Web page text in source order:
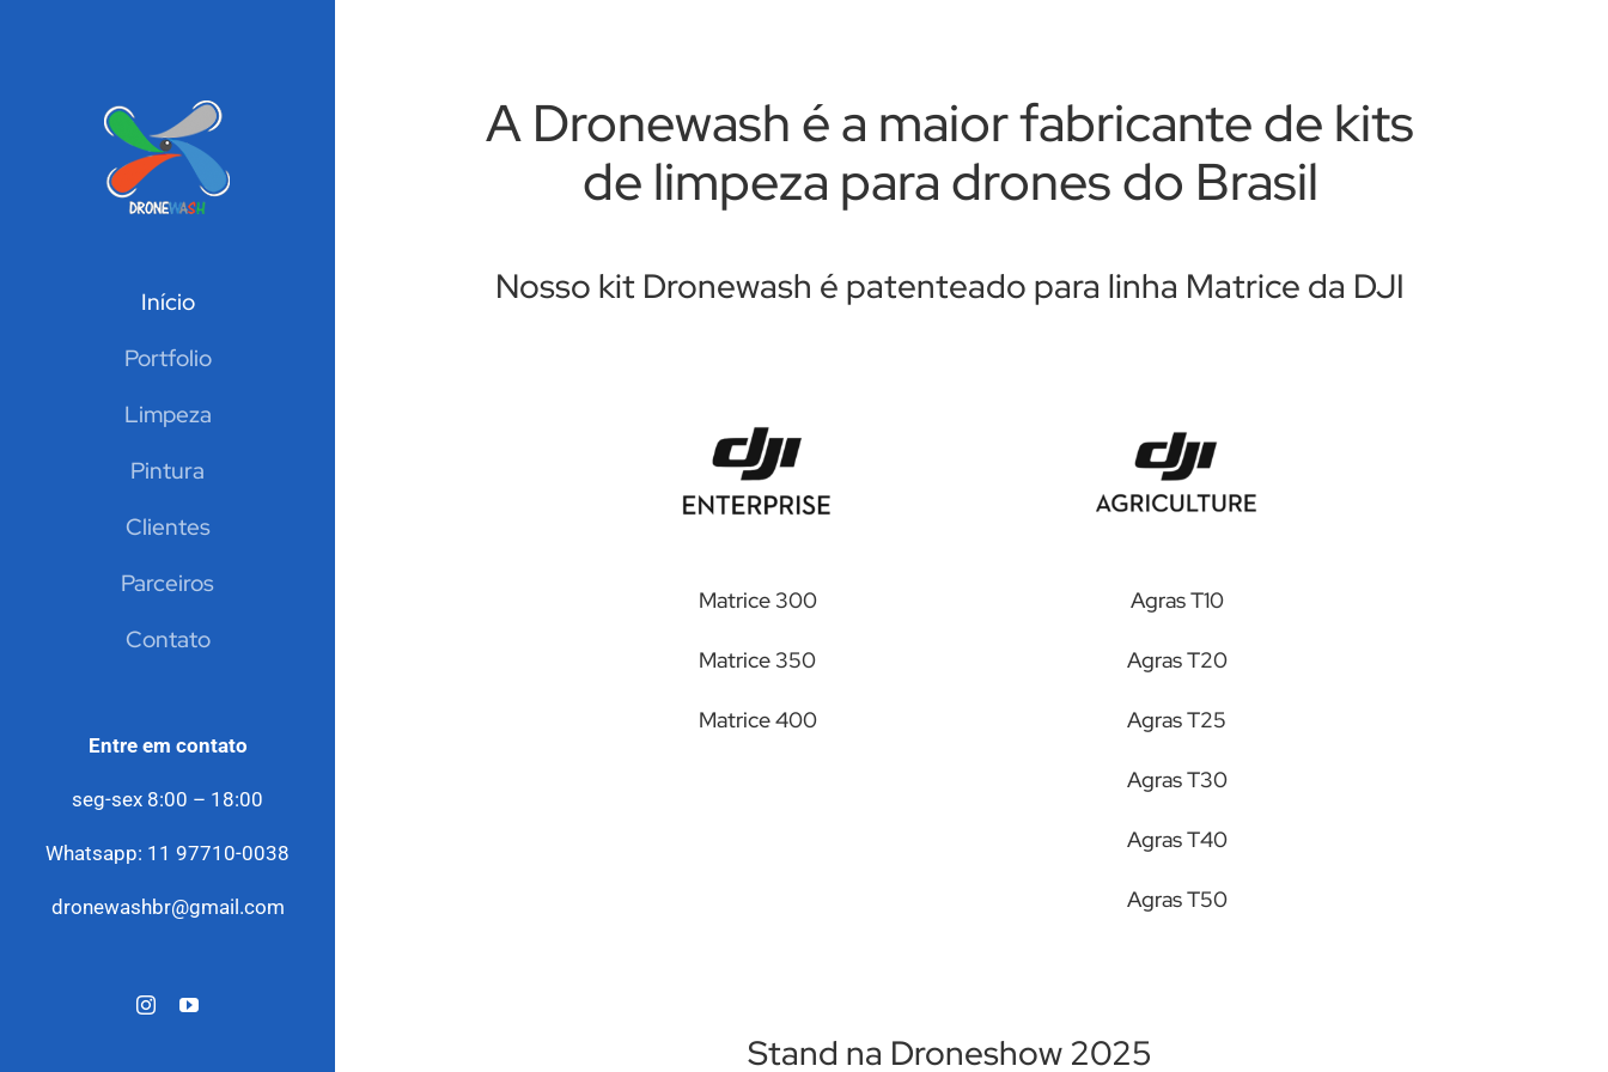
Início
Portfolio
Limpeza
Pintura
Clientes
Parceiros
Contato
Entre em contato
seg-sex 8:00 – 18:00
Whatsapp: 11 97710-0038
dronewashbr@gmail.com
A Dronewash é a maior fabricante de kits
de limpeza para drones do Brasil
Nosso kit Dronewash é patenteado para linha Matrice da DJI
Matrice 300
Matrice 350
Matrice 400
Agras T10
Agras T20
Agras T25
Agras T30
Agras T40
Agras T50
Stand na Droneshow 2025